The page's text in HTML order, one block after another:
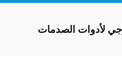
لأدوات الصدمات